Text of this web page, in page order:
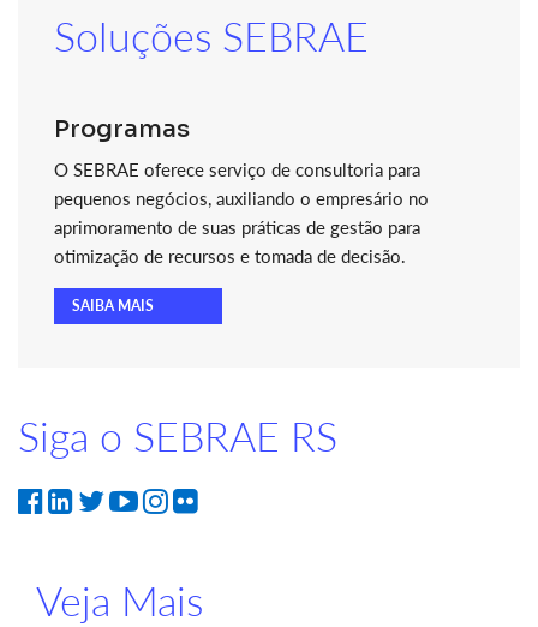
Soluções SEBRAE
Programas
O SEBRAE oferece serviço de consultoria para
pequenos negócios, auxiliando o empresário no
aprimoramento de suas práticas de gestão para
otimização de recursos e tomada de decisão.
SAIBA MAIS
Siga o SEBRAE RS
Veja Mais